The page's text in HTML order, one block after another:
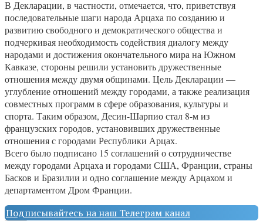
В Декларации, в частности, отмечается, что, приветствуя
последовательные шаги народа Арцаха по созданию и
развитию свободного и демократического общества и
подчеркивая необходимость содействия диалогу между
народами и достижения окончательного мира на Южном
Кавказе, стороны решили установить дружественные
отношения между двумя общинами. Цель Декларации —
углубление отношений между городами, а также реализация
совместных программ в сфере образования, культуры и
спорта. Таким образом, Десин-Шарпио стал 8-м из
французских городов, установивших дружественные
отношения с городами Республики Арцах.
Всего было подписано 15 соглашений о сотрудничестве
между городами Арцаха и городами США, Франции, страны
Басков и Бразилии и одно соглашение между Арцахом и
департаментом Дром Франции.
Подписывайтесь на наш Телеграм канал